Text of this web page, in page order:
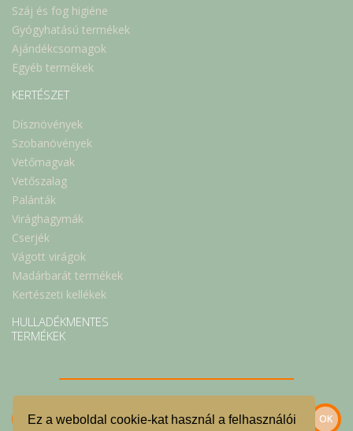
Ez a weboldal cookie-kat használ a felhasználói
Száj és fog higiéne
Gyógyhatású termékek
Ajándékcsomagok
Egyéb termékek
KERTÉSZET
Dísznövények
Szobanövények
Vetőmagvak
Vetőszalag
Palánták
Virághagymák
Cserjék
Vágott virágok
Madárbarát termékek
Kertészeti kellékek
HULLADÉKMENTES
TERMÉKEK